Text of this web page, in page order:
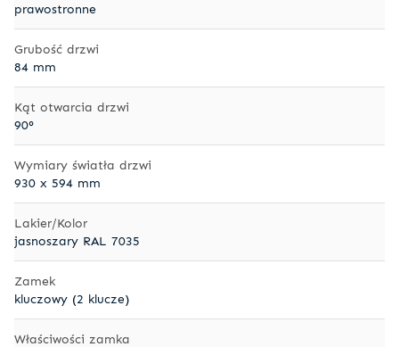
prawostronne
Grubość drzwi
84 mm
Kąt otwarcia drzwi
90°
Wymiary światła drzwi
930 x 594 mm
Lakier/Kolor
jasnoszary RAL 7035
Zamek
kluczowy (2 klucze)
Właściwości zamka